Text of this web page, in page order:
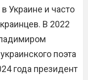
Украине и часто
В 2022
поэта
года президент